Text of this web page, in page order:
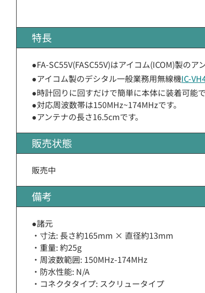
特長
●FA-SC55V(FASC55V)はアイコム(ICOM)製のア
●アイコム製のデシタル一般業務用無線機IC-
●時計回りに回すだけで簡単に本体に装着可能で
●対応周波数帯は150MHz~174MHzです。
●アンテナの長さ16.5cmです。
販売状態
販売中
備考
●諸元
・寸法: 長さ約165mm × 直径約13mm
・重量: 約25g
・周波数範囲: 150MHz-174MHz
・防水性能: N/A
・コネクタタイプ: スクリュータイプ